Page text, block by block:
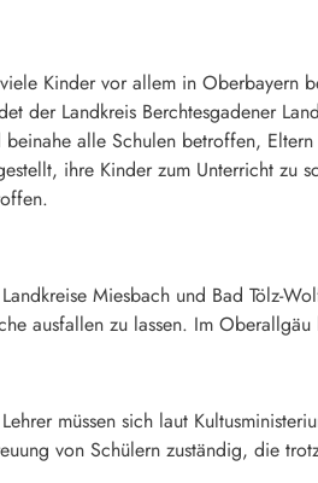
Kinder vor allem in Oberbayern
der Landkreis Berchtesgadener
beinahe alle Schulen betroffen,
ihre Kinder zum Unterricht zu
Miesbach und Bad Tölz-
ausfallen zu lassen. Im
müssen sich laut
von Schülern zuständig, die